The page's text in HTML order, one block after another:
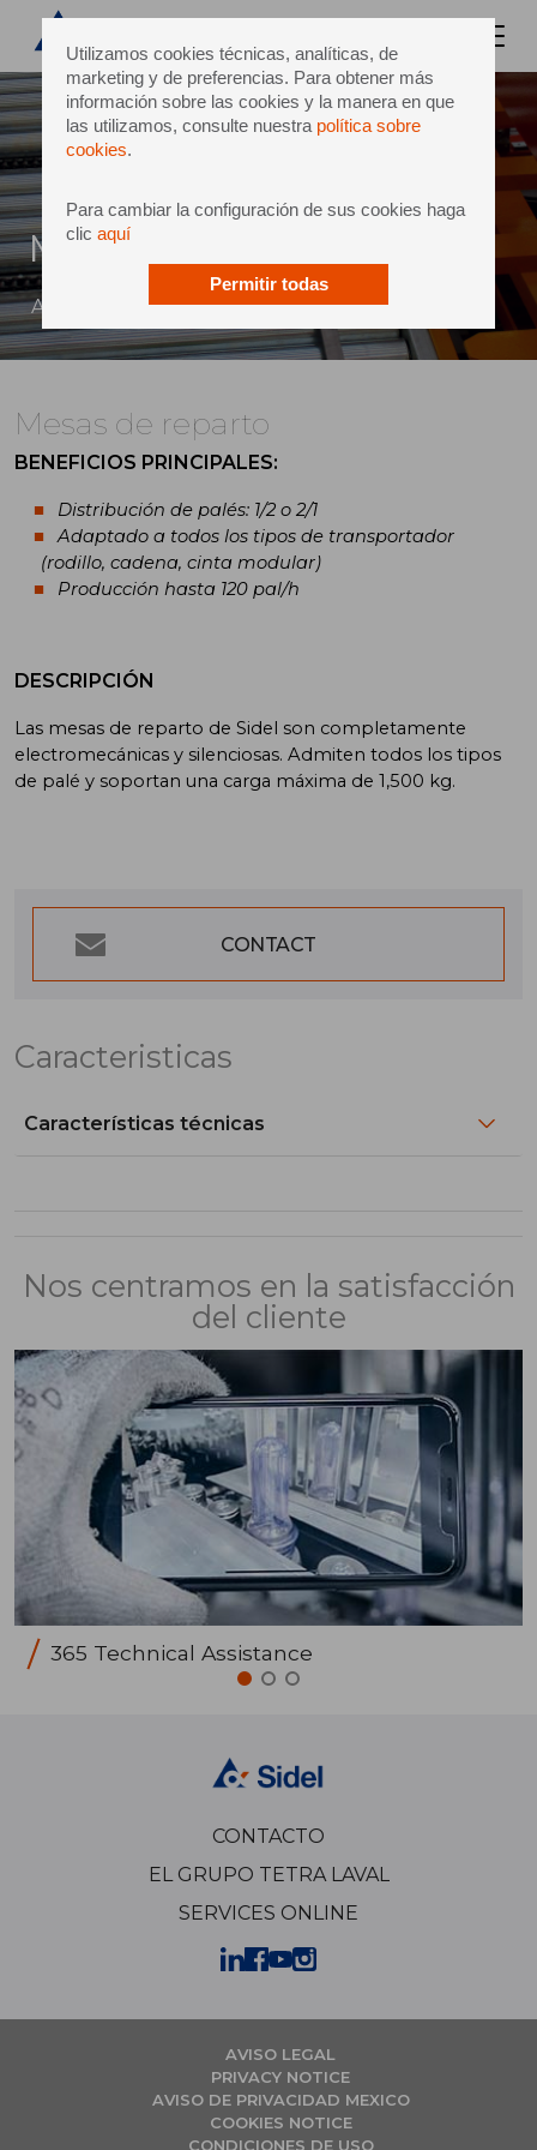
Utilizamos cookies técnicas, analíticas, de
marketing y de preferencias. Para obtener más
información sobre las cookies y la manera en que
las utilizamos, consulte nuestra política sobre
cookies.
Para cambiar la configuración de sus cookies haga
clic aquí
Permitir todas
Mesas de reparto
Adaptadas a todos los tipos de transportador
Mesas de reparto
BENEFICIOS PRINCIPALES:
Distribución de palés: 1/2 o 2/1
Adaptado a todos los tipos de transportador
(rodillo, cadena, cinta modular)
Producción hasta 120 pal/h
DESCRIPCIÓN
Las mesas de reparto de Sidel son completamente
electromecánicas y silenciosas. Admiten todos los tipos
de palé y soportan una carga máxima de 1,500 kg.
CONTACT
Caracteristicas
Características técnicas
Nos centramos en la satisfacción
del cliente
365 Technical Assistance
CONTACTO
EL GRUPO TETRA LAVAL
SERVICES ONLINE
AVISO LEGAL
PRIVACY NOTICE
AVISO DE PRIVACIDAD MEXICO
COOKIES NOTICE
CONDICIONES DE USO